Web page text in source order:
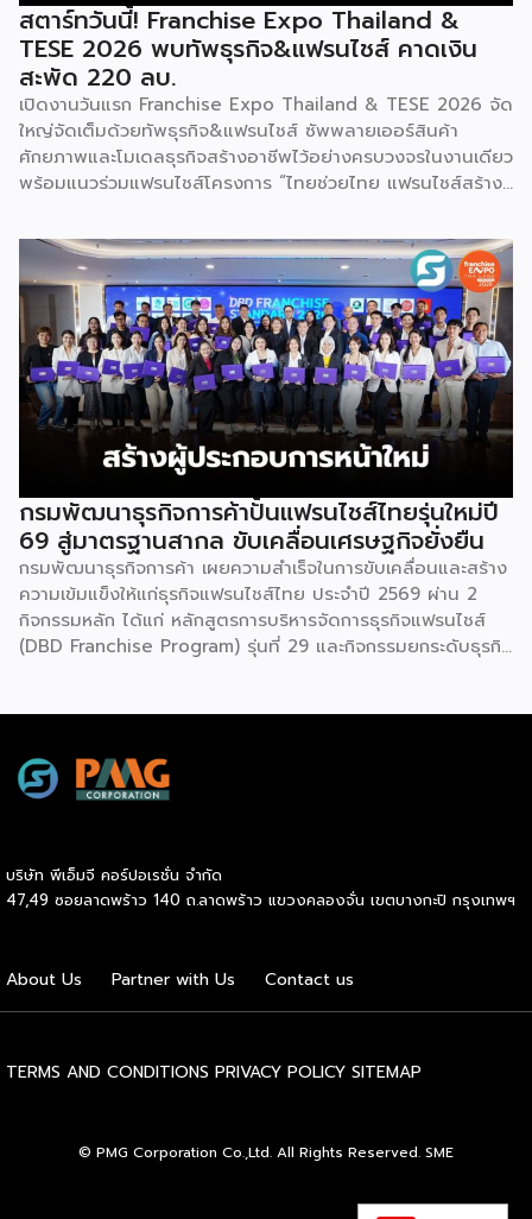
สตาร์ทวันนี้! Franchise Expo Thailand &
TESE 2026 พบทัพธุรกิจ&แฟรนไชส์ คาดเงิน
สะพัด 220 ลบ.
เปิดงานวันแรก Franchise Expo Thailand & TESE 2026 จัด
ใหญ่จัดเต็มด้วยทัพธุรกิจ&แฟรนไชส์ ซัพพลายเออร์สินค้า
ศักยภาพและโมเดลธุรกิจสร้างอาชีพไว้อย่างครบวงจรในงานเดียว
พร้อมแนวร่วมแฟรนไชส์โครงการ “ไทยช่วยไทย แฟรนไชส์สร้าง
รวมกว่า 250 บูธ บนพื้นที่ 15,000 ตารางเมตร หวังเป็นทาง
เลือกสร้างรายได้เพิ่มและพยุงเศรษฐกิจไทยให้ฟื้นตัว เสิร์ฟครบ
จบในงานด้วยสินเชื่อ และทำเลทองทั่วประเทศ พร้อมเสวนาให้
ความรู้โดยผู้ทรงคุณวุฒิคับคั่ง และกิจกรรมเจรจาจับคู่ธุรกิจทั้งใน
และต่างประเทศ งานจัดต่อเนื่องระหว่างวันที่ 6-9 สิงหาคมนี้ ที่
ฮอลล์ 6-8 อิมแพ็คเมืองทองธานี คาดเม็ดเงินสะพัดในงานราว
220 ล้านบาท นายพูนพงษ์ นัยนาภากรณ์ อธิบดีกรมพัฒนา
ธุรกิจการค้า กระทรวงพาณิชย์ กล่าวว่า งาน ” Franchise Expo
Thailand & Thailand E-Commerce Selection Expo
(TESE 2026) เป็นเวทีแสดงธุรกิจแฟรนไชส์และโซลูชั่นส์แบบครบ
วงจร […]
กรมพัฒนาธุรกิจการค้าปั้นแฟรนไชส์ไทยรุ่นใหม่ปี
69 สู่มาตรฐานสากล ขับเคลื่อนเศรษฐกิจยั่งยืน
กรมพัฒนาธุรกิจการค้า เผยความสำเร็จในการขับเคลื่อนและสร้าง
ความเข้มแข็งให้แก่ธุรกิจแฟรนไชส์ไทย ประจำปี 2569 ผ่าน 2
กิจกรรมหลัก ได้แก่ หลักสูตรการบริหารจัดการธุรกิจแฟรนไชส์
(DBD Franchise Program) รุ่นที่ 29 และกิจกรรมยกระดับธุรกิจ
กรมพัฒนาธุรกิจการค้า กระทรวงพาณิชย์ เปิดเผยภายหลังเป็น
ประธานมอบประกาศนียบัตรแก่ผู้ประกอบการแฟรนไชส์ใน 2
กิจกรรมแรกเป็นการอบรมหลักสูตรการบริหารจัดการธุรกิจแฟรน
ไชส์ (DBD Franchise Program: DBD-FP) รุ่นที่ 29 ซึ่งเป็น
คุณวุฒิจากภาครัฐ ภาคเอกชน และสถาบันการศึกษา ที่มาร่วมบ่ม
เพาะความรู้เชิงปฏิบัติการให้แก่ผู้ประกอบธุรกิจแฟรนไชส์อย่างเข้ม
บริษัท พีเอ็มจี คอร์ปอเรชั่น จำกัด
47,49 ซอยลาดพร้าว 140 ถ.ลาดพร้าว แขวงคลองจั่น เขตบางกะปิ กรุงเทพฯ
About Us Partner with Us Contact us
TERMS AND CONDITIONS PRIVACY POLICY SITEMAP
© PMG Corporation Co.,Ltd. All Rights Reserved. SME